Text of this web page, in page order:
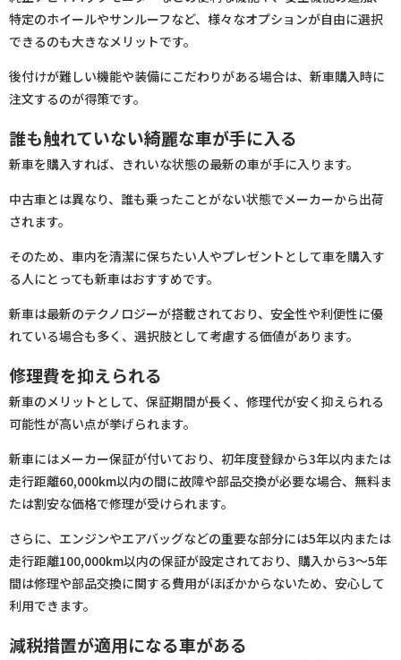
特定のホイールやサンルーフなど、様々なオプションが自由に選択
できるのも大きなメリットです。
後付けが難しい機能や装備にこだわりがある場合は、新車購入時に
注文するのが得策です。
誰も触れていない綺麗な車が手に入る
新車を購入すれば、きれいな状態の最新の車が手に入ります。
中古車とは異なり、誰も乗ったことがない状態でメーカーから出荷
されます。
そのため、車内を清潔に保ちたい人やプレゼントとして車を購入す
る人にとっても新車はおすすめです。
新車は最新のテクノロジーが搭載されており、安全性や利便性に優
れている場合も多く、選択肢として考慮する価値があります。
修理費を抑えられる
新車のメリットとして、保証期間が長く、修理代が安く抑えられる
可能性が高い点が挙げられます。
新車にはメーカー保証が付いており、初年度登録から3年以内または
走行距離60,000km以内の間に故障や部品交換が必要な場合、無料ま
たは割安な価格で修理が受けられます。
さらに、エンジンやエアバッグなどの重要な部分には5年以内または
走行距離100,000km以内の保証が設定されており、購入から3〜5年
間は修理や部品交換に関する費用がほぼかからないため、安心して
利用できます。
減税措置が適用になる車がある